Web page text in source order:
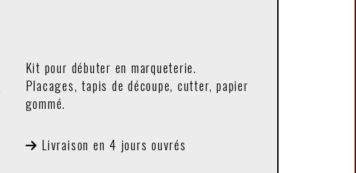
Kit pour débuter en marqueterie.
Placages, tapis de découpe, cutter, papier
gommé.
Livraison en 4 jours ouvrés